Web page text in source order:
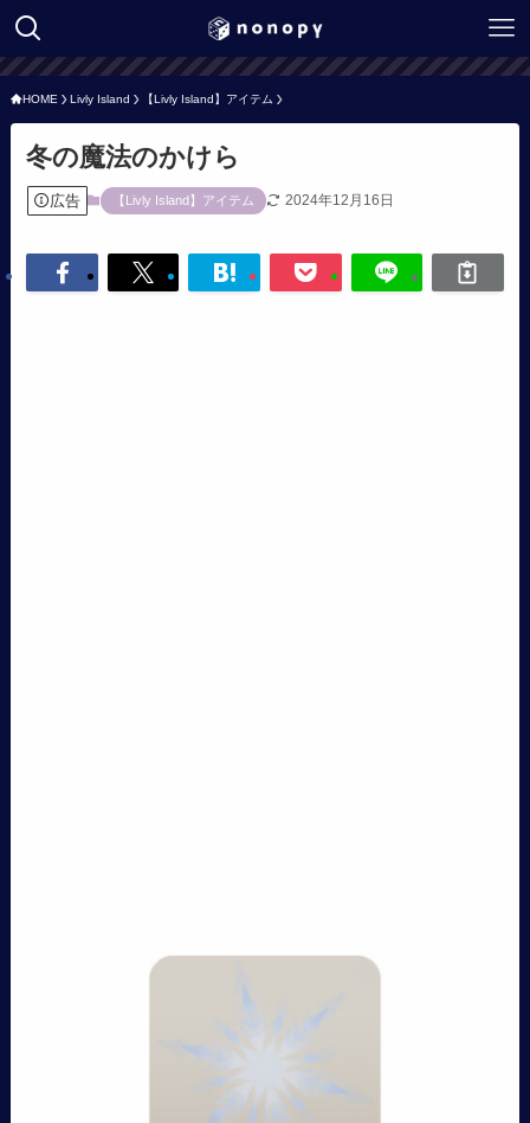
HOME Livly Island 【Livly Island】アイテム
冬の魔法のかけら
広告 【Livly Island】アイテム 2024年12月16日